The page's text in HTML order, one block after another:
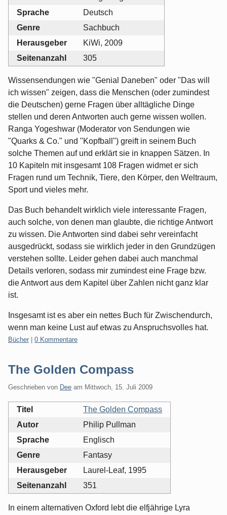
Sprache
Deutsch
Genre
Sachbuch
Herausgeber
KiWi, 2009
Seitenanzahl
305
Wissensendungen wie "Genial Daneben" oder "Das will
ich wissen" zeigen, dass die Menschen (oder zumindest
die Deutschen) gerne Fragen über alltägliche Dinge
stellen und deren Antworten auch gerne wissen wollen.
Ranga Yogeshwar (Moderator von Sendungen wie
"Quarks & Co." und "Kopfball") greift in seinem Buch
solche Themen auf und erklärt sie in knappen Sätzen. In
10 Kapiteln mit insgesamt 108 Fragen widmet er sich
Fragen rund um Technik, Tiere, den Körper, den Weltraum,
Sport und vieles mehr.
Das Buch behandelt wirklich viele interessante Fragen,
auch solche, von denen man glaubte, die richtige Antwort
zu wissen. Die Antworten sind dabei sehr vereinfacht
ausgedrückt, sodass sie wirklich jeder in den Grundzügen
verstehen sollte. Leider gehen dabei auch manchmal
Details verloren, sodass mir zumindest eine Frage bzw.
die Antwort aus dem Kapitel über Zahlen nicht ganz klar
ist.
Insgesamt ist es aber ein nettes Buch für Zwischendurch,
wenn man keine Lust auf etwas zu Anspruchsvolles hat.
Kategorien:
Bücher 0 Kommentare
The Golden Compass
Geschrieben von Dee am Mittwoch, 15. Juli 2009
Titel
The Golden Compass
Autor
Philip Pullman
Sprache
Englisch
Genre
Fantasy
Herausgeber
Laurel-Leaf, 1995
Seitenanzahl
351
In einem alternativen Oxford lebt die elfjährige Lyra